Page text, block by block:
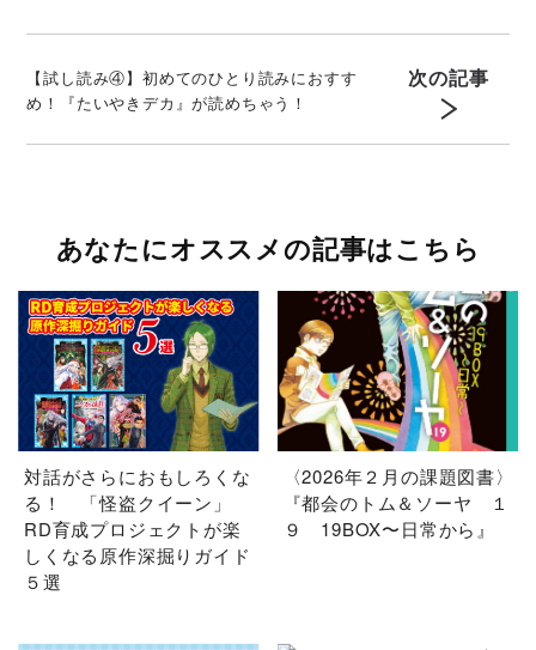
【試し読み④】初めてのひとり読みにおすす
め！『たいやきデカ』が読めちゃう！
次の記事
あなたにオススメの記事はこちら
対話がさらにおもしろくな
る！ 「怪盗クイーン」
RD育成プロジェクトが楽
しくなる原作深掘りガイド
５選
〈2026年２月の課題図書〉
『都会のトム＆ソーヤ １
９ 19BOX〜日常から』